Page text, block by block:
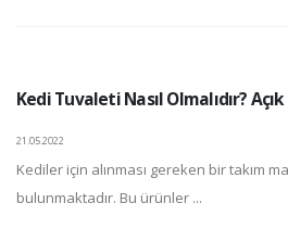
Kedi Tuvaleti Nasıl Olmalıdır? Açık
21.05.2022
Kediler için alınması gereken bir takım
bulunmaktadır. Bu ürünler ...